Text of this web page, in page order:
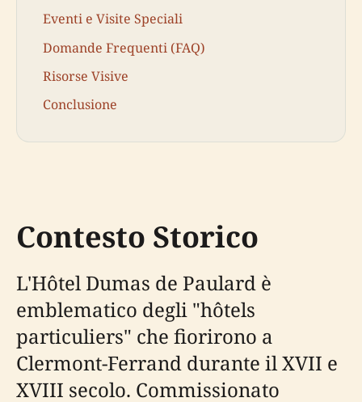
Eventi e Visite Speciali
Domande Frequenti (FAQ)
Risorse Visive
Conclusione
Contesto Storico
L'Hôtel Dumas de Paulard è
emblematico degli "hôtels
particuliers" che fiorirono a
Clermont-Ferrand durante il XVII e
XVIII secolo. Commissionato